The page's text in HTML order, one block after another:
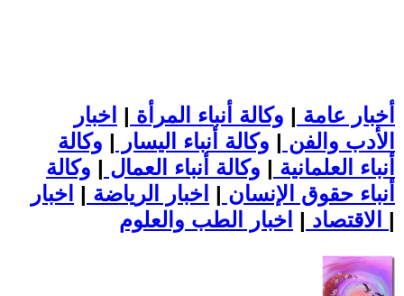
أخبار عامة | وكالة أنباء المرأة | اخبار
الأدب والفن | وكالة أنباء اليسار | وكالة
أنباء العلمانية | وكالة أنباء العمال | وكالة
أنباء حقوق الإنسان | اخبار الرياضة | اخبار
الاقتصاد | |